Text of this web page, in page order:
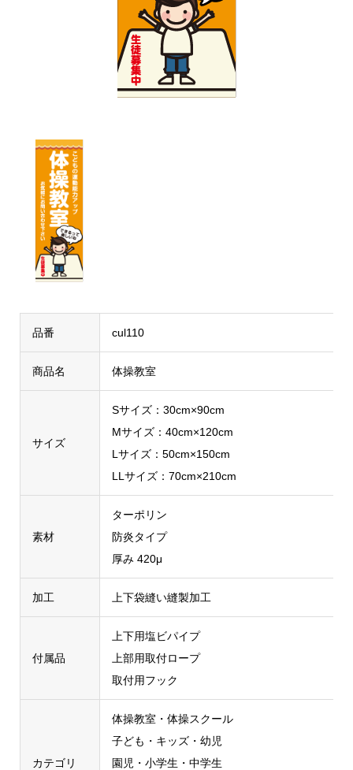
品番 cul110
商品名 体操教室
サイズ
Sサイズ：30cm×90cm
Mサイズ：40cm×120cm
Lサイズ：50cm×150cm
LLサイズ：70cm×210cm
素材
ターポリン
防炎タイプ
厚み 420μ
加工 上下袋縫い縫製加工
付属品
上下用塩ビパイプ
上部用取付ロープ
取付用フック
カテゴリ
体操教室・体操スクール
子ども・キッズ・幼児
園児・小学生・中学生